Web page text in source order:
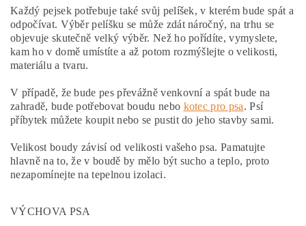
Každý pejsek potřebuje také svůj pelíšek, v kterém bude spát a
odpočívat. Výběr pelíšku se může zdát náročný, na trhu se
objevuje skutečně velký výběr. Než ho pořídíte, vymyslete,
kam ho v domě umístíte a až potom rozmýšlejte o velikosti,
materiálu a tvaru.
V případě, že bude pes převážně venkovní a spát bude na
zahradě, bude potřebovat boudu nebo kotec pro psa. Psí
příbytek můžete koupit nebo se pustit do jeho stavby sami.
Velikost boudy závisí od velikosti vašeho psa. Pamatujte
hlavně na to, že v boudě by mělo být sucho a teplo, proto
nezapomínejte na tepelnou izolaci.
VÝCHOVA PSA